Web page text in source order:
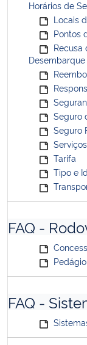
Horários de
Locais
Pontos
Recusa
Desembarque
Seguro
Seguro
Tarifa
Tipo e
FAQ -
Pedágio
FAQ -